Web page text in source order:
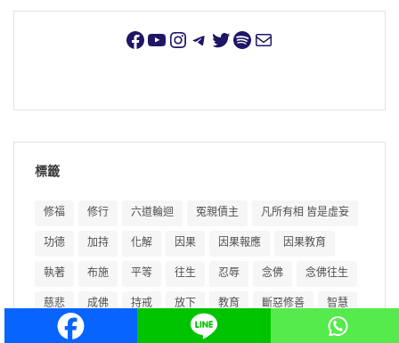
標籤
修福 修行 六道輪迴 冤親債主 凡所有相 皆是虛妄
功德 加持 化解 因果 因果報應 因果教育
執著 布施 平等 往生 忍辱 念佛 念佛往生
慈悲 成佛 持戒 放下 教育 斷惡修善 智慧
業障 淨土 淨土法門